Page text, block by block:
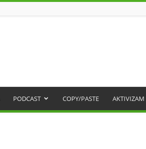
PODCAST COPY/PASTE AKTIVIZAM